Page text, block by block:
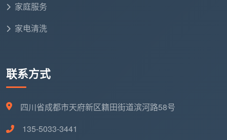
家庭服务
家电清洗
联系方式
四川省成都市天府新区籍田街道滨河路58号
135-5033-3441